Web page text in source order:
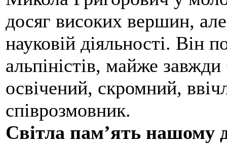
досяг високих вершин,
науковій діяльності. Він
альпіністів, майже
освічений, скромний,
співрозмовник.
Світла пам’ять нашому